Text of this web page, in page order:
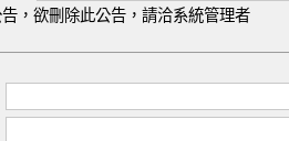
，欲刪除此公告，請洽系統管理者